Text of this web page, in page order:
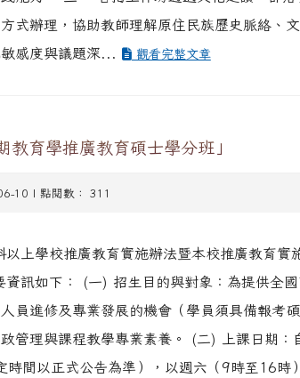
式辦理，協助教師理解原住民族歷史脈絡、
感度與議題深...
觀看完整文章
教育學推廣教育碩士學分班」
10 | 點閱數： 311
上學校推廣教育實施辦法暨本校推廣教育實
資訊如下： (一) 招生目的與對象：為提供全國
員進修及專業發展的機會（學員須具備報考
管理與課程教學專業素養。 (二) 上課日期：
時間以正式公告為準），以週六（9時至16時